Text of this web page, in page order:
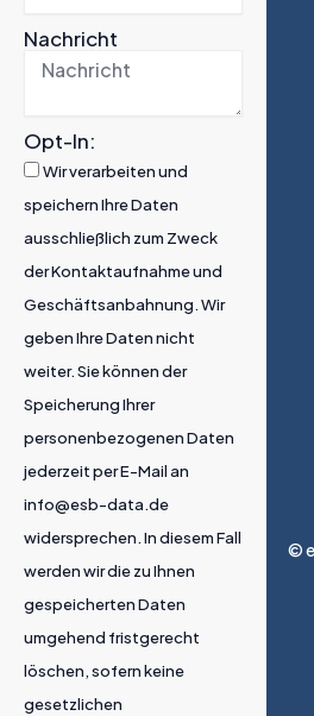
Nachricht
Opt-In:
Wir verarbeiten und
speichern Ihre Daten
ausschließlich zum Zweck
der Kontaktaufnahme und
Geschäftsanbahnung. Wir
geben Ihre Daten nicht
weiter. Sie können der
Speicherung Ihrer
personenbezogenen Daten
jederzeit per E-Mail an
info@esb-data.de
widersprechen. In diesem Fall
werden wir die zu Ihnen
gespeicherten Daten
umgehend fristgerecht
löschen, sofern keine
gesetzlichen
© e